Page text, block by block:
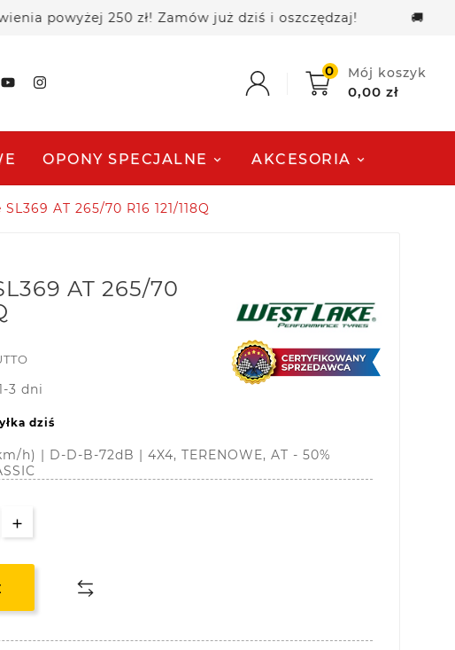
powyżej 250 zł! Zamów już dziś i oszczędzaj! 🚚
0 Mój koszyk
0,00 zł
OPONY SPECJALNE AKCESORIA
AT 265/70 R16 121/118Q
AT 265/70
3 dni
dziś
h) | D-D-B-72dB | 4X4, TERENOWE, AT - 50%